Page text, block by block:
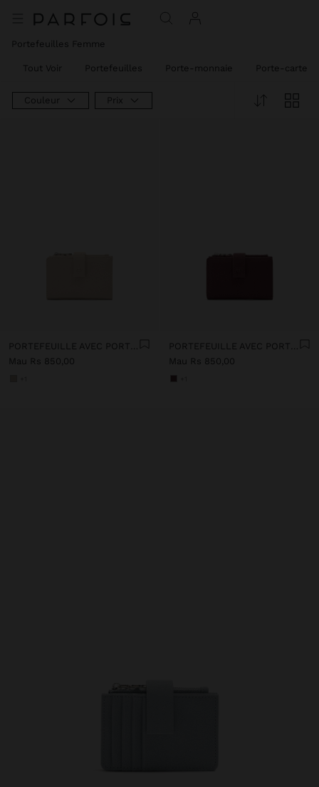
Portefeuilles Femme
Tout Voir Portefeuilles Porte-monnaie Porte-cartes
Couleur Prix
PORTEFEUILLE AVEC PORTE-CARTES AMOVIBLE
Mau Rs 850,00
PORTEFEUILLE AVEC PORTE-CARTES AMOVIBLE
Mau Rs 850,00